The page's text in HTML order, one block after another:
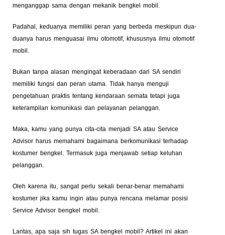
menganggap sama dengan mekanik bengkel mobil.
Padahal, keduanya memiliki peran yang berbeda meskipun dua-
duanya harus menguasai ilmu otomotif, khususnya ilmu otomotif
mobil.
Bukan tanpa alasan mengingat keberadaan dari SA sendiri
memiliki fungsi dan peran utama. Tidak hanya menguji
pengetahuan praktis tentang kendaraan semata tetapi juga
keterampilan komunikasi dan pelayanan pelanggan.
Maka, kamu yang punya cita-cita menjadi SA atau Service
Advisor harus memahami bagaimana berkomunikasi terhadap
kostumer bengkel. Termasuk juga menjawab setiap keluhan
pelanggan.
Oleh karena itu, sangat perlu sekali benar-benar memahami
kostumer jika kamu ingin atau punya rencana melamar posisi
Service Advisor bengkel mobil.
Lantas, apa saja sih tugas SA bengkel mobil? Artikel ini akan